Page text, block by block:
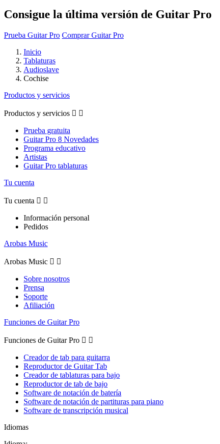
Consigue la última versión de Guitar Pro
Prueba Guitar Pro Comprar Guitar Pro
Inicio
Tablaturas
Audioslave
Cochise
Productos y servicios
Productos y servicios  
Prueba gratuita
Guitar Pro 8 Novedades
Programa educativo
Artistas
Guitar Pro tablaturas
Tu cuenta
Tu cuenta  
Información personal
Pedidos
Arobas Music
Arobas Music  
Sobre nosotros
Prensa
Soporte
Afiliación
Funciones de Guitar Pro
Funciones de Guitar Pro  
Creador de tab para guitarra
Reproductor de Guitar Tab
Creador de tablaturas para bajo
Reproductor de tab de bajo
Software de notación de batería
Software de notación de partituras para piano
Software de transcripción musical
Idiomas